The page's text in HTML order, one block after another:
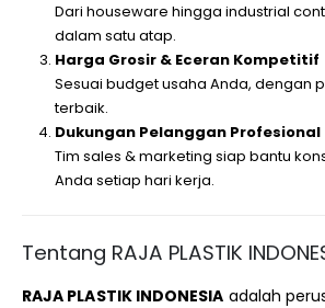
Dari houseware hingga industrial
dalam satu atap.
Harga Grosir & Eceran Kompetitif
Sesuai budget usaha Anda, dengan
terbaik.
Dukungan Pelanggan Profesional
Tim sales & marketing siap bantu
Anda setiap hari kerja.
Tentang RAJA PLASTIK
RAJA PLASTIK INDONESIA adalah